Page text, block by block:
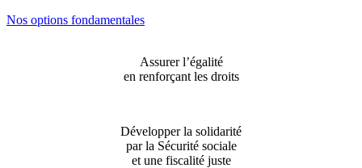
Nos options fondamentales
Assurer l’égalité
en renforçant les droits
Développer la solidarité
par la Sécurité sociale
et une fiscalité juste